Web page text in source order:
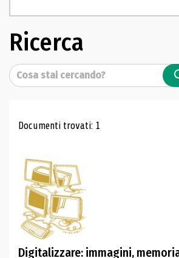
Ricerca
Cerca
Risultati di ricerca
Documenti trovati: 1
Digitalizzare: immagini,